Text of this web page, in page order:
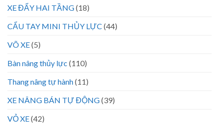
XE ĐẨY HAI TẦNG(18)
CẨU TAY MINI THỦY LỰC (44)
VÕ XE(5)
Bàn nâng thủy lực (110)
Thang nâng tự hành(11)
XE NÂNG BÁN TỰ ĐỘNG(39)
VỎ XE(42)